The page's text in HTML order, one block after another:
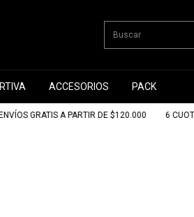
ACCESORIOS PACK
GRATIS A PARTIR DE $120.000 6